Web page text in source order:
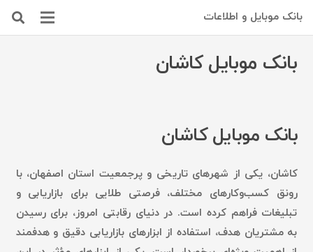
بانک موبایل و اطلاعات
بانک موبایل کاشان
بانک موبایل کاشان
کاشان، یکی از شهرهای تاریخی و پرجمعیت استان اصفهان، با
رونق کسب‌وکارهای مختلف، فرصتی طلایی برای بازاریابی و
تبلیغات فراهم کرده است. در دنیای رقابتی امروز، برای رسیدن
به مشتریان هدف، استفاده از ابزارهای بازاریابی دقیق و هدفمند